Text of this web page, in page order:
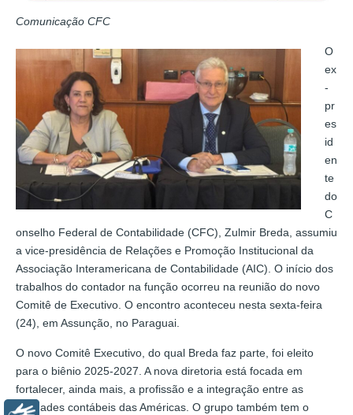
Comunicação CFC
O
ex
-
pr
es
id
en
te
do
C
onselho Federal de Contabilidade (CFC), Zulmir Breda, assumiu
a vice-presidência de Relações e Promoção Institucional da
Associação Interamericana de Contabilidade (AIC). O início dos
trabalhos do contador na função ocorreu na reunião do novo
Comitê de Executivo. O encontro aconteceu nesta sexta-feira
(24), em Assunção, no Paraguai.
O novo Comitê Executivo, do qual Breda faz parte, foi eleito
para o biênio 2025-2027. A nova diretoria está focada em
fortalecer, ainda mais, a profissão e a integração entre as
entidades contábeis das Américas. O grupo também tem o